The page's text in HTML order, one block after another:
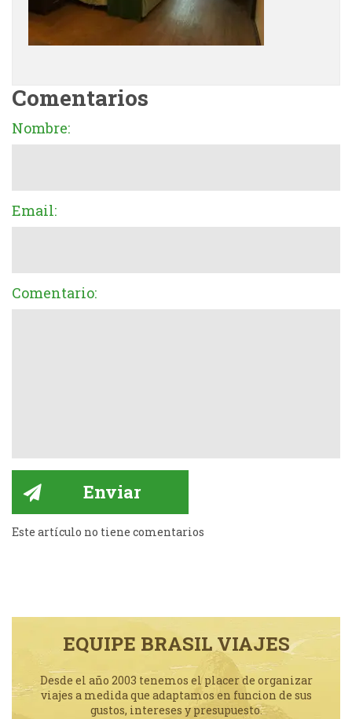
Comentarios
Nombre:
Email:
Comentario:
Este artículo no tiene comentarios
EQUIPE BRASIL VIAJES
Desde el año 2003 tenemos el placer de organizar
viajes a medida que adaptamos en funcion de sus
gustos, intereses y presupuesto.